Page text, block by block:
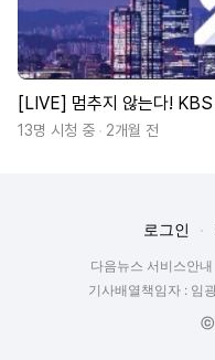
[LIVE] 멈추지 않는다!
13명 시청 중 2개월 전
로그인
다음뉴스 서비스안내
기사배열책임자 : 임
ⓒ